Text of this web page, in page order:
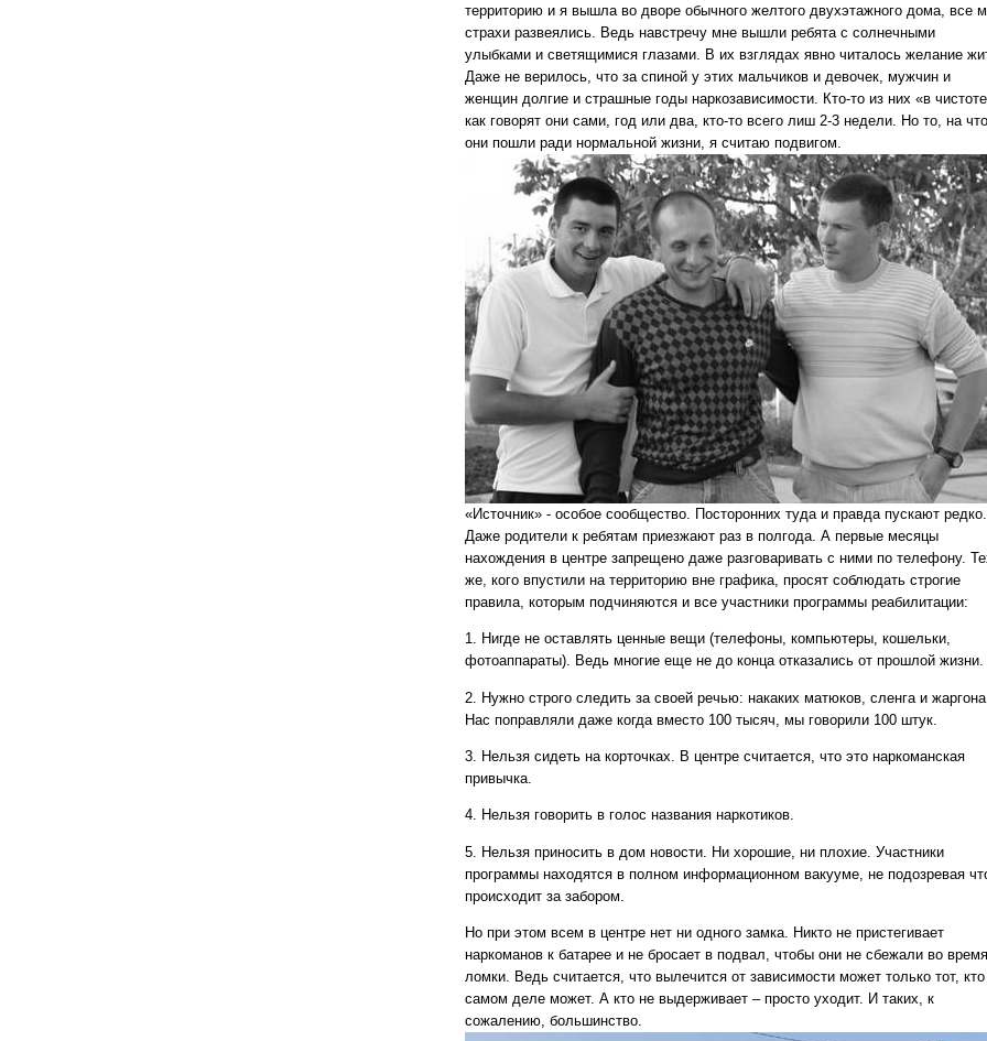
территорию и я вышла во дворе обычного желтого двухэтажного дома, все
страхи развеялись. Ведь навстречу мне вышли ребята с солнечными
улыбками и светящимися глазами. В их взглядах явно читалось желание
Даже не верилось, что за спиной у этих мальчиков и девочек, мужчин и
женщин долгие и страшные годы наркозависимости. Кто-то из них «в
как говорят они сами, год или два, кто-то всего лиш 2-3 недели. Но то, на что
они пошли ради нормальной жизни, я считаю подвигом.
«Источник» - особое сообщество. Посторонних туда и правда пускают редко.
Даже родители к ребятам приезжают раз в полгода. А первые месяцы
нахождения в центре запрещено даже разговаривать с ними по телефону.
же, кого впустили на территорию вне графика, просят соблюдать строгие
правила, которым подчиняются и все участники программы реабилитации:
1. Нигде не оставлять ценные вещи (телефоны, компьютеры, кошельки,
фотоаппараты). Ведь многие еще не до конца отказались от прошлой жизни.
2. Нужно строго следить за своей речью: накаких матюков, сленга и
Нас поправляли даже когда вместо 100 тысяч, мы говорили 100 штук.
3. Нельзя сидеть на корточках. В центре считается, что это наркоманская
привычка.
4. Нельзя говорить в голос названия наркотиков.
5. Нельзя приносить в дом новости. Ни хорошие, ни плохие. Участники
программы находятся в полном информационном вакууме, не подозревая
происходит за забором.
Но при этом всем в центре нет ни одного замка. Никто не пристегивает
наркоманов к батарее и не бросает в подвал, чтобы они не сбежали во время
ломки. Ведь считается, что вылечится от зависимости может только тот,
самом деле может. А кто не выдерживает – просто уходит. И таких, к
сожалению, большинство.